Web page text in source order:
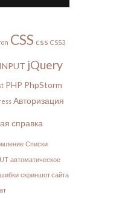
CSS css CSS3
INPUT jQuery
PHP PhpStorm
Авторизация
справка
Списки
автоматическое
скриншот сайта